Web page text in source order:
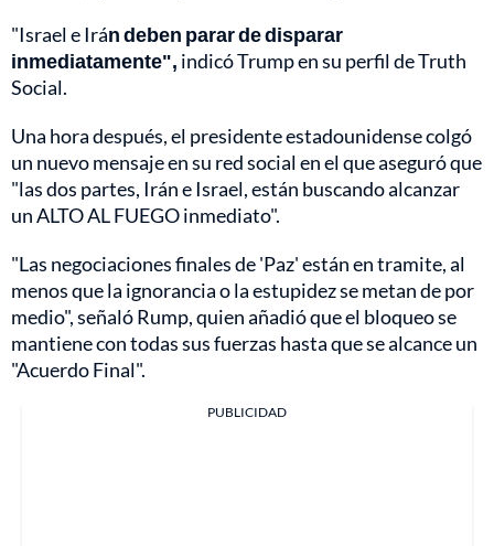
"Israel e Irán deben parar de disparar
inmediatamente", indicó Trump en su perfil de Truth
Social.
Una hora después, el presidente estadounidense colgó
un nuevo mensaje en su red social en el que aseguró que
"las dos partes, Irán e Israel, están buscando alcanzar
un ALTO AL FUEGO inmediato".
"Las negociaciones finales de 'Paz' están en tramite, al
menos que la ignorancia o la estupidez se metan de por
medio", señaló Rump, quien añadió que el bloqueo se
mantiene con todas sus fuerzas hasta que se alcance un
"Acuerdo Final".
PUBLICIDAD